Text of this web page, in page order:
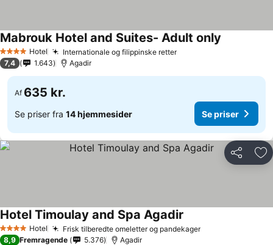
4 StjernerHotel Internationale og filippinske retter
Mabrouk Hotel and Suites- Adult only
7,4 1.643 Agadir
Af 635 kr.
Se priser fra 14 hjemmesider Se priser
Del
4 StjernerHotel Frisk tilberedte omeletter og pandekager
Hotel Timoulay and Spa Agadir
8,9 Fremragende 5.376 Agadir